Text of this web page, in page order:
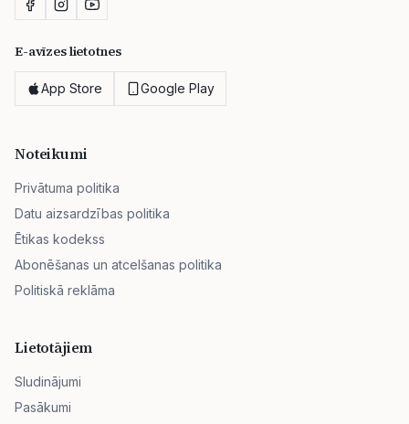
E-avīzes lietotnes
App Store Google Play
Noteikumi
Privātuma politika
Datu aizsardzības politika
Ētikas kodekss
Abonēšanas un atcelšanas politika
Politiskā reklāma
Lietotājiem
Sludinājumi
Pasākumi